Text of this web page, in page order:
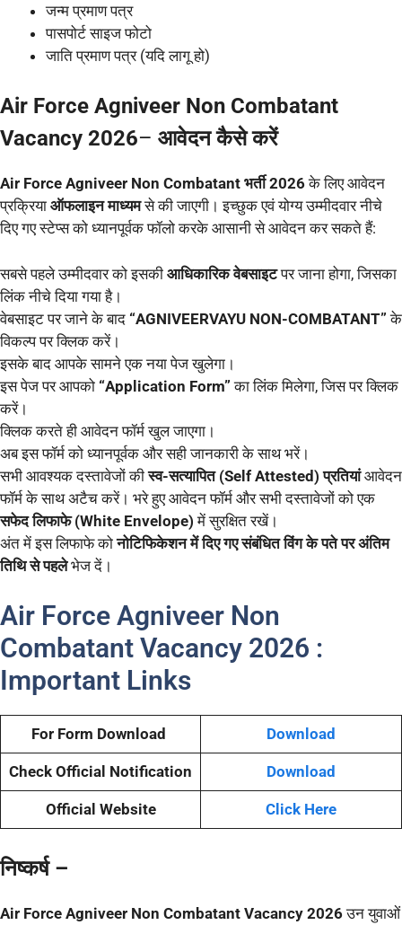
जन्म प्रमाण पत्र
पासपोर्ट साइज फोटो
जाति प्रमाण पत्र (यदि लागू हो)
Air Force Agniveer Non Combatant
Vacancy 2026– आवेदन कैसे करें
Air Force Agniveer Non Combatant भर्ती 2026के लिए आवेदन
प्रक्रिया ऑफलाइन माध्यमसे की जाएगी। इच्छुक एवं योग्य उम्मीदवार नीचे
दिए गए स्टेप्स को ध्यानपूर्वक फॉलो करके आसानी से आवेदन कर सकते हैं:
सबसे पहले उम्मीदवार को इसकी आधिकारिक वेबसाइटपर जाना होगा, जिसका
लिंक नीचे दिया गया है।
वेबसाइट पर जाने के बाद “AGNIVEERVAYU NON-COMBATANT” के
विकल्प पर क्लिक करें।
इसके बाद आपके सामने एक नया पेज खुलेगा।
इस पेज पर आपको “Application Form” का लिंक मिलेगा, जिस पर क्लिक
करें।
क्लिक करते ही आवेदन फॉर्म खुल जाएगा।
अब इस फॉर्म को ध्यानपूर्वक और सही जानकारी के साथ भरें।
सभी आवश्यक दस्तावेजों कीस्व-सत्यापित (Self Attested) प्रतियांआवेदन
फॉर्म के साथ अटैच करें। भरे हुए आवेदन फॉर्म और सभी दस्तावेजों को एक
सफेद लिफाफे (White Envelope) में सुरक्षित रखें।
अंत में इस लिफाफे कोनोटिफिकेशन में दिए गए संबंधित विंग के पते पर अंतिम
तिथि से पहलेभेज दें।
Air Force Agniveer Non
Combatant Vacancy 2026 :
Important Links
For Form Download Download
Check Official Notification Download
Official Website Click Here
निष्कर्ष –
Air Force Agniveer Non Combatant Vacancy 2026उन युवाओं